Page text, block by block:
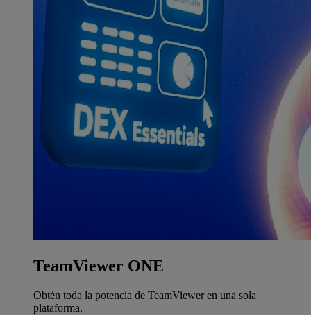
TeamViewer ONE
Obtén toda la potencia de TeamViewer en una sola
plataforma.